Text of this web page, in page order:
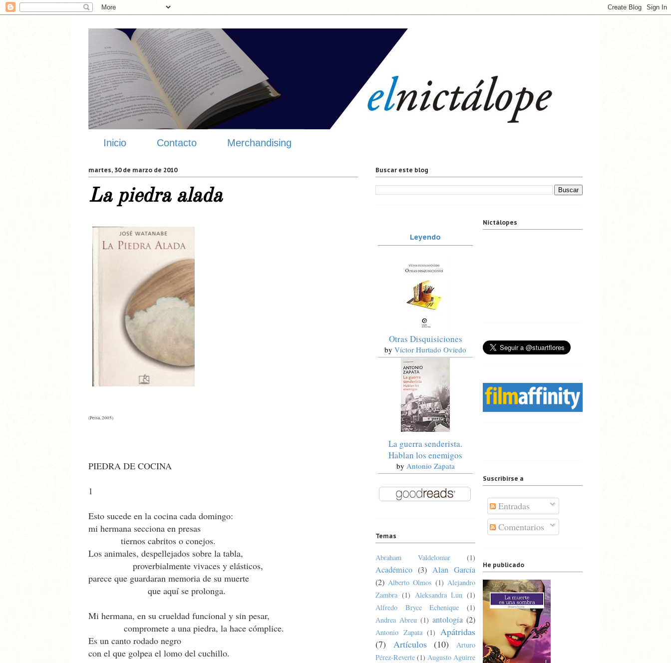
Inicio Contacto Merchandising
martes, 30 de marzo de 2010
La piedra alada
(Peisa, 2005)
PIEDRA DE COCINA
1
Esto sucede en la cocina cada domingo:
mi hermana secciona en presas
tiernos cabritos o conejos.
Los animales, despellejados sobre la tabla,
proverbialmente vivaces y elásticos,
parece que guardaran memoria de su muerte
que aquí se prolonga.
Mi hermana, en su crueldad funcional y sin pesar,
compromete a una piedra, la hace cómplice.
Es un canto rodado negro
con el que golpea el lomo del cuchillo.
Buscar este blog
Leyendo
Otras Disquisiciones
by Víctor Hurtado Oviedo
La guerra senderista.
Hablan los enemigos
by Antonio Zapata
Temas
Abraham Valdelomar (1)
Académico (3) Alan García
(2) Alberto Olmos (1) Alejandro
Zambra (1) Aleksandra Lun (1)
Alfredo Bryce Echenique
(1)
Andrea Abreu (1) antología (2)
Antonio Zapata (1) Apátridas
(7)
Artículos (10)
Arturo
Pérez-Reverte (1) Augusto Aguirre
Nictálopes
Suscribirse a
Entradas
Comentarios
He publicado